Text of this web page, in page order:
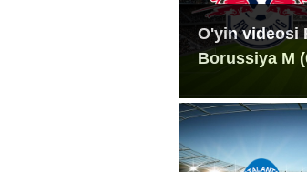
O'yin videosi
Borussiya M